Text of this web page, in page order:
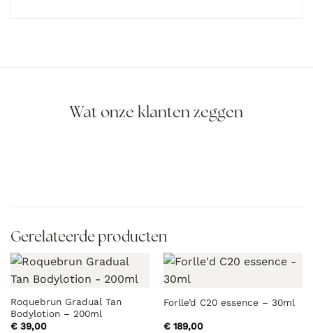
Wat onze klanten zeggen
Gerelateerde producten
Roquebrun Gradual Tan
Bodylotion – 200ml
€39,00
Forlle’d C20 essence – 30ml
€189,00